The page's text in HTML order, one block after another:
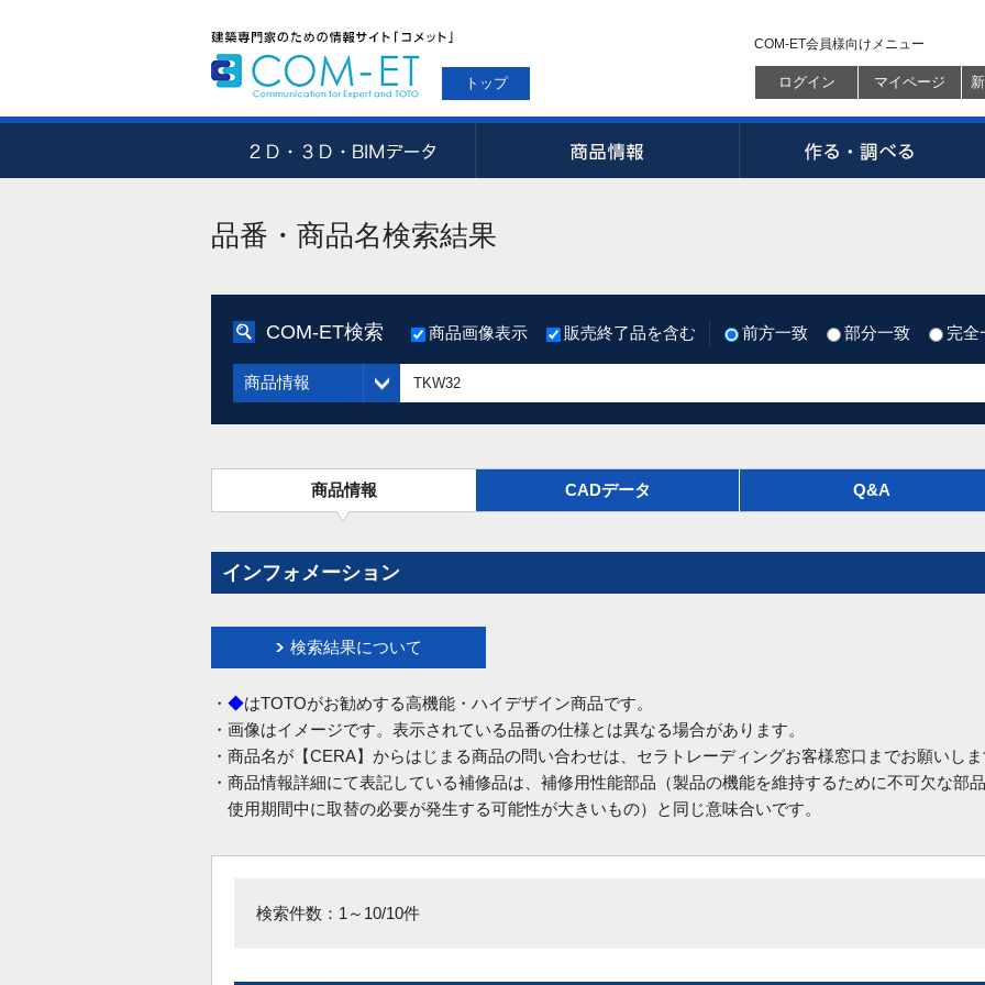
トップ
COM-ET会員様向けメニュー
ログイン マイページ
品番・商品名検索結果
COM-ET検索 商品画像表示 販売終了品を含む 前方一致 部分一致 完全
商品情報
商品情報 CADデータ Q&A
インフォメーション
検索結果について
・ ◆はTOTOがお勧めする高機能・ハイデザイン商品です。
・画像はイメージです。表示されている品番の仕様とは異なる場合があります。
・商品名が【CERA】からはじまる商品の問い合わせは、セラトレーディングお客様窓口までお願いしま
・商品情報詳細にて表記している補修品は、補修用性能部品（製品の機能を維持するために不可欠な部品
使用期間中に取替の必要が発生する可能性が大きいもの）と同じ意味合いです。
検索件数：1～10/10件